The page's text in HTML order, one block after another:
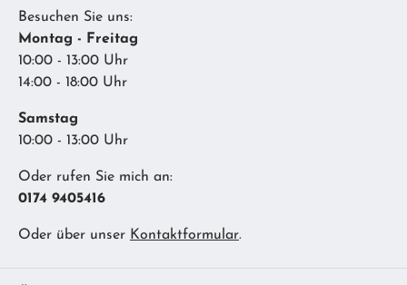
Besuchen Sie uns:
Montag - Freitag
10:00 - 13:00 Uhr
14:00 - 18:00 Uhr
Samstag
10:00 - 13:00 Uhr
Oder rufen Sie mich an:
0174 9405416
Oder über unser Kontaktformular.